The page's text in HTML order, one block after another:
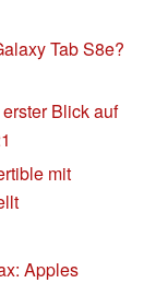
Tab S8e?
Blick auf
mit
Apples